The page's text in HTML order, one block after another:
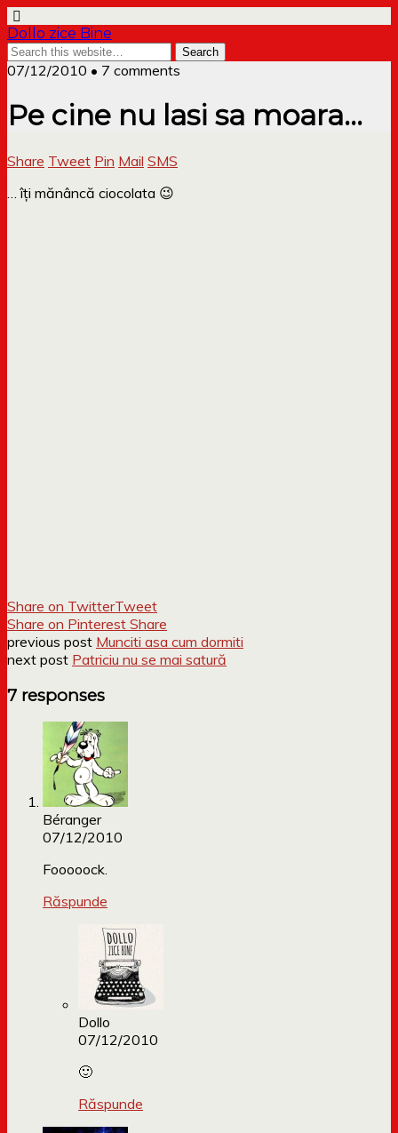
Dollo zice Bine
07/12/2010 • 7 comments
Pe cine nu lasi sa moara…
Share Tweet Pin Mail SMS
… îți mănâncă ciocolata 😉
Share on TwitterTweet
Share on Pinterest Share
previous post Munciti asa cum dormiti
next post Patriciu nu se mai satură
7 responses
Béranger
07/12/2010
Fooooock.
Răspunde
Dollo
07/12/2010
🙂
Răspunde